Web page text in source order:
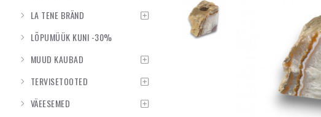
LA TENE BRÄND
LÕPUMÜÜK KUNI -30%
MUUD KAUBAD
TERVISETOOTED
VÄEESEMED